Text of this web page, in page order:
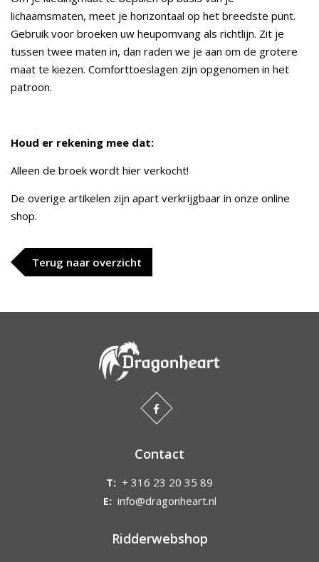
lichaamsmaten, meet je horizontaal op het breedste punt.
Gebruik voor broeken uw heupomvang als richtlijn. Zit je
tussen twee maten in, dan raden we je aan om de grotere
maat te kiezen. Comforttoeslagen zijn opgenomen in het
patroon.
Houd er rekening mee dat:
Alleen de broek wordt hier verkocht!
De overige artikelen zijn apart verkrijgbaar in onze online
shop.
Terug naar overzicht
Contact
T: + 316 23 20 35 89
E: info@dragonheart.nl
Ridderwebshop